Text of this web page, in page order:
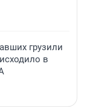
грузили
в